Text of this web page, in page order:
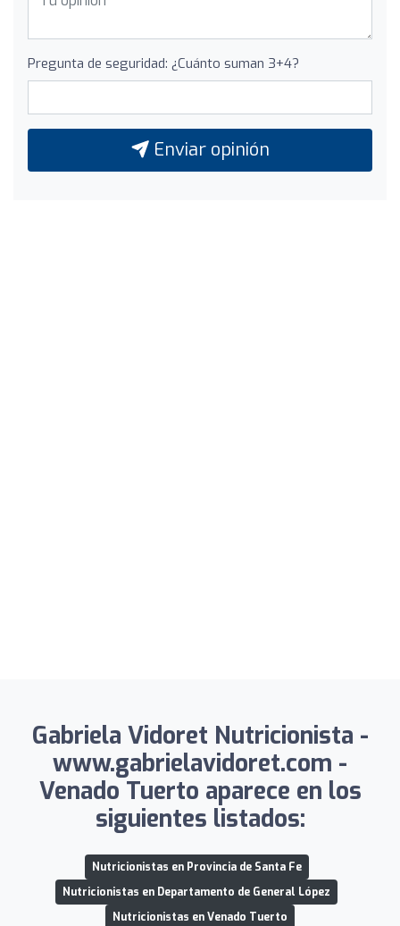
Pregunta de seguridad: ¿Cuánto suman 3+4?
Enviar opinión
Gabriela Vidoret Nutricionista -
www.gabrielavidoret.com -
Venado Tuerto aparece en los
siguientes listados:
Nutricionistas en Provincia de Santa Fe
Nutricionistas en Departamento de General López
Nutricionistas en Venado Tuerto